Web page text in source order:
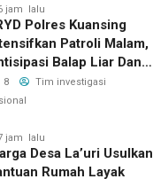
jam lalu
Polres Kuansing
Patroli Malam,
Balap Liar Dan
Kamtibmas
8
Tim investigasi
jam lalu
Desa La’uri Usulkan
Rumah Layak